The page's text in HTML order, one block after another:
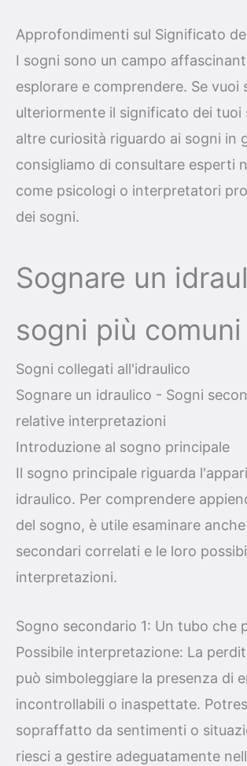
Approfondimenti sul Significato
I sogni sono un campo
esplorare e comprendere. Se vuoi
ulteriormente il significato dei tuoi
altre curiosità riguardo ai sogni in
consigliamo di consultare esperti
come psicologi o interpretatori
dei sogni.
Sognare un
sogni più comuni
Sogni collegati all'idraulico
Sognare un idraulico - Sogni
relative interpretazioni
Introduzione al sogno principale
Il sogno principale riguarda
idraulico. Per comprendere
del sogno, è utile esaminare
secondari correlati e le loro
interpretazioni.
Sogno secondario 1: Un tubo che
Possibile interpretazione: La
può simboleggiare la presenza di
incontrollabili o inaspettate.
sopraffatto da sentimenti o
riesci a gestire adeguatamente